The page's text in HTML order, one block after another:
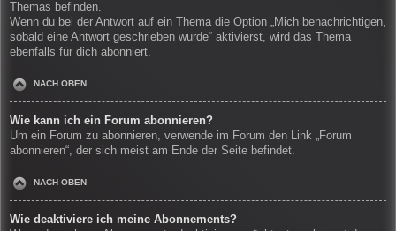
Themas befinden.
Wenn du bei der Antwort auf ein Thema die Option „Mich benachrichtigen,
sobald eine Antwort geschrieben wurde“ aktivierst, wird das Thema
ebenfalls für dich abonniert.
NACH OBEN
Wie kann ich ein Forum abonnieren?
Um ein Forum zu abonnieren, verwende im Forum den Link „Forum
abonnieren“, der sich meist am Ende der Seite befindet.
NACH OBEN
Wie deaktiviere ich meine Abonnements?